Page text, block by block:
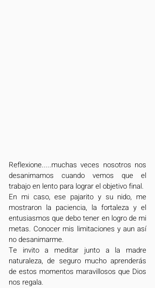
Reflexione.....muchas veces nosotros nos
desanimamos cuando vemos que el
trabajo en lento para lograr el objetivo final.
En mi caso, ese pajarito y su nido, me
mostraron la paciencia, la fortaleza y el
entusiasmos que debo tener en logro de mi
metas. Conocer mis limitaciones y aun así
no desanimarme.
Te invito a meditar junto a la madre
naturaleza, de seguro mucho aprenderás
de estos momentos maravillosos que Dios
nos regala.